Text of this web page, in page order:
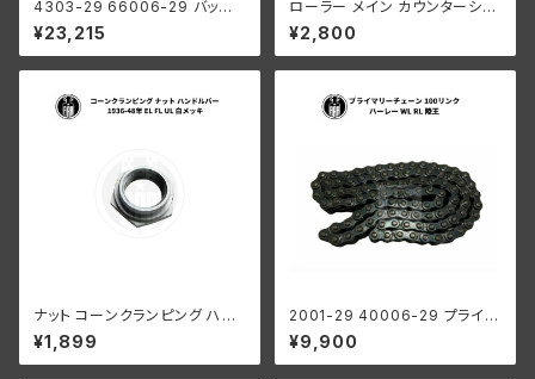
4303-29 66006-29 バッテリ
ー 6V プラスチック 1929-64年
98x112x215mm
¥23,215
ローラー メイン カウンターシャ
フト 0004" オーバーサイズ 24
個 ハーレーダビッドソン
¥2,800
ナット コーンクランピング ハン
ドルバー ハーレーダビッドソン 1
936-48年 EL FL UL クローム
メッキ
¥1,899
2001-29 40006-29 プライマ
リーチェーン 100リンク ハーレ
ーダビッドソン 1929-52年 DL
WL RL 陸王
¥9,900